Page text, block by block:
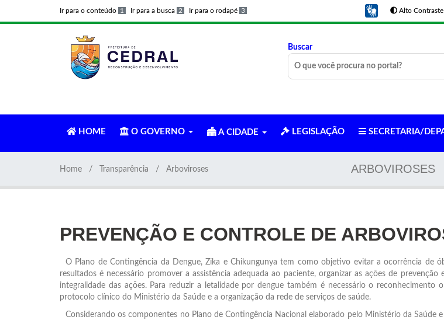
Ir para o conteúdo 1 Ir para a busca 2 Ir para o rodapé 3 Alto Contraste
Buscar
HOME O GOVERNO A CIDADE LEGISLAÇÃO SECRETARIA/
ARBOVIROSES
Home Transparência Arboviroses
PREVENÇÃO E CONTROLE DE
O Plano de Contingência da Dengue, Zika e Chikungunya tem como objetivo evitar a ocorrência de
resultados é necessário promover a assistência adequada ao paciente, organizar as ações de
integralidade das ações. Para reduzir a letalidade por dengue também é necessário o
protocolo clínico do Ministério da Saúde e a organização da rede de serviços de saúde.
Considerando os componentes no Plano de Contingência Nacional elaborado pelo Ministério da Saúde